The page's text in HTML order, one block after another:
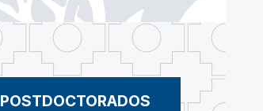
POSTDOCTORADOS